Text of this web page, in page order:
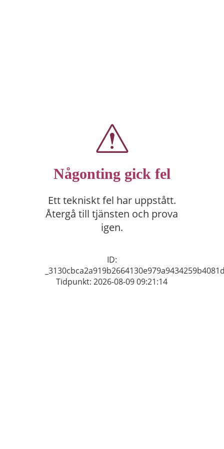
Någonting gick fel
Ett tekniskt fel har uppstått.
Återgå till tjänsten och prova
igen.
ID:
Tidpunkt: 2026-08-09 09:21:14